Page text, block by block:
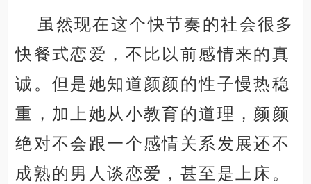
虽然现在这个快节奏的社会很多
快餐式恋爱，不比以前感情来的真
诚。但是她知道颜颜的性子慢热稳
重，加上她从小教育的道理，颜颜
绝对不会跟一个感情关系发展还不
成熟的男人谈恋爱，甚至是上床。